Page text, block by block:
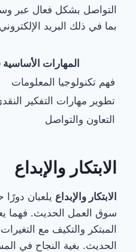
التواصل بشكل فعال عبر
بما في ذلك البريد
المهارات
فهم تكنولوجيا المعلومات
تطوير مهارات التفكير
التعاون والتواصل
الابتكار والإبداع
الابتكار والإبداع يلعبان
سوق العمل الحديث. فهما
المبتكر والتكيف مع
الحديث. بغية النجاح في